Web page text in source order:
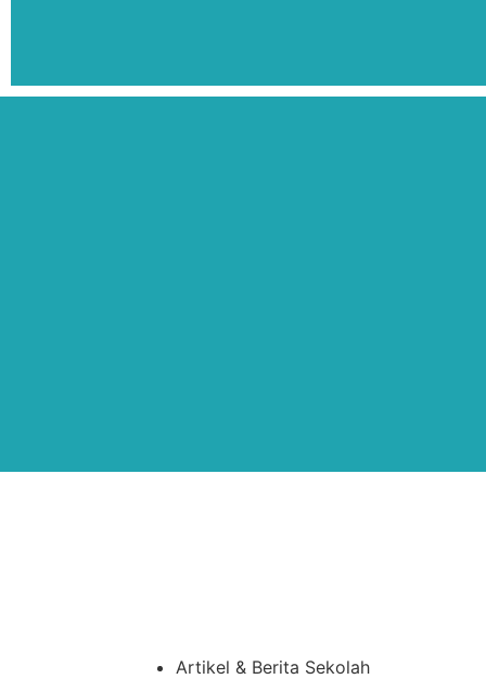
Artikel & Berita Sekolah